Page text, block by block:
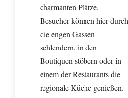
charmanten Plätze.
Besucher können hier durch
die engen Gassen
schlendern, in den
Boutiquen stöbern oder in
einem der Restaurants die
regionale Küche genießen.